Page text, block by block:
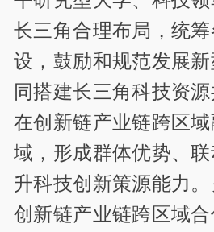
长三角合理布局，统
设，鼓励和规范发展
同搭建长三角科技资源
在创新链产业链跨区
域，形成群体优势、
升科技创新策源能力
创新链产业链跨区域